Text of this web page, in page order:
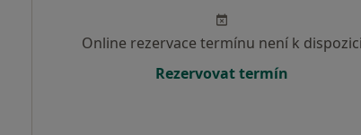
Online rezervace termínu není k dispozici
Rezervovat termín